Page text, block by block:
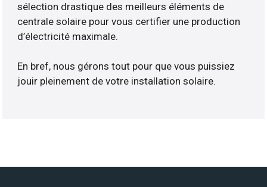
sélection drastique des meilleurs éléments de
centrale solaire pour vous certifier une production
d’électricité maximale.
En bref, nous gérons tout pour que vous puissiez
jouir pleinement de votre installation solaire.